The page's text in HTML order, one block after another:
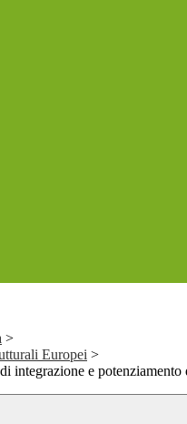
>
Europei >
integrazione e potenziamento